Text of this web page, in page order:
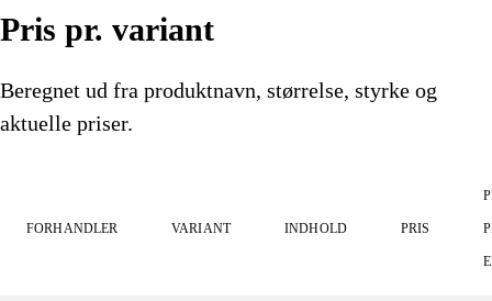
Pris pr. variant
Beregnet ud fra produktnavn, størrelse, styrke og
aktuelle priser.
FORHANDLER VARIANT INDHOLD PRIS